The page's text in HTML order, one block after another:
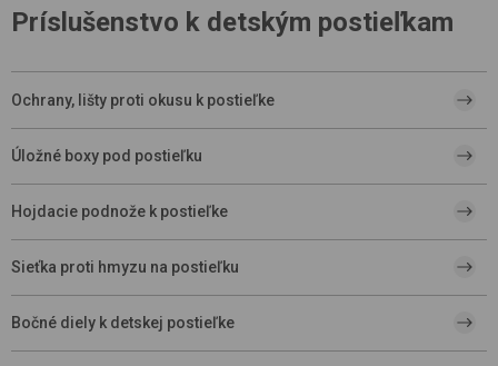
Príslušenstvo k detským postieľkam
Ochrany, lišty proti okusu k postieľke
Úložné boxy pod postieľku
Hojdacie podnože k postieľke
Sieťka proti hmyzu na postieľku
Bočné diely k detskej postieľke